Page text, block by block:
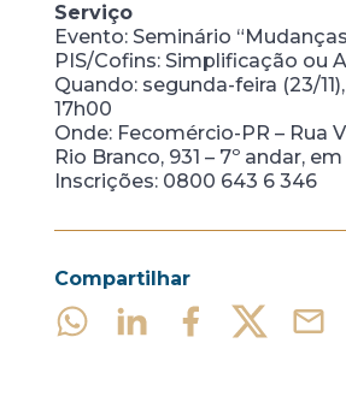
Serviço
Evento: Seminário
PIS/Cofins: Simplificação ou
Quando: segunda-feira (23/
17h00
Onde: Fecomércio-PR – Rua
Rio Branco, 931 – 7º andar,
Inscrições: 0800 643 6 346
Compartilhar